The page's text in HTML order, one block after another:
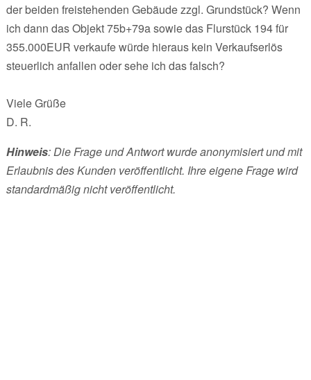
der beiden freistehenden Gebäude zzgl. Grundstück? Wenn
ich dann das Objekt 75b+79a sowie das Flurstück 194 für
355.000EUR verkaufe würde hieraus kein Verkaufserlös
steuerlich anfallen oder sehe ich das falsch?
Viele Grüße
D. R.
Hinweis: Die Frage und Antwort wurde anonymisiert und mit
Erlaubnis des Kunden veröffentlicht. Ihre eigene Frage wird
standardmäßig nicht veröffentlicht.